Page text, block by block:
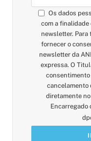
Os dados
com a finalidade
newsletter.
fornecer o
newsletter da
expressa. O
cancelamento
diretamente
Encarregado